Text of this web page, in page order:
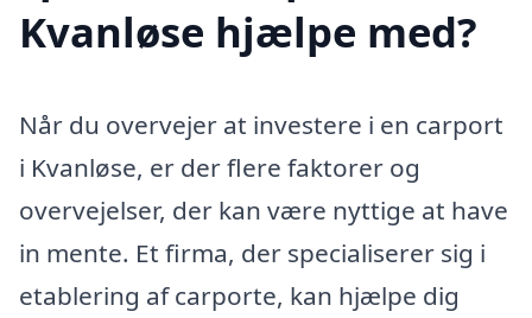
Kvanløse hjælpe med?
Når du overvejer at investere i en carport
i Kvanløse, er der flere faktorer og
overvejelser, der kan være nyttige at have
in mente. Et firma, der specialiserer sig i
etablering af carporte, kan hjælpe dig